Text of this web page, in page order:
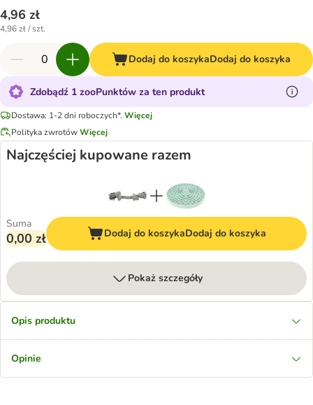
4,96 zł
4,96 zł / szt.
Dodaj do koszykaDodaj do koszyka
Zdobądź 1 zooPunktów za ten produkt
Dostawa: 1-2 dni roboczych*. Więcej
Polityka zwrotówWięcej
Najczęściej kupowane razem
Suma
0,00 zł Dodaj do koszykaDodaj do koszyka
Pokaż szczegóły
Opis produktu
Opinie